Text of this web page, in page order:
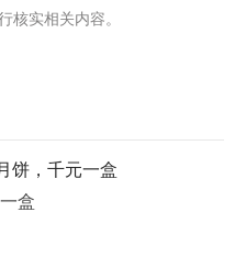
核实相关内容。
盒